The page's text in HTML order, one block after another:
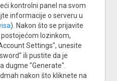
kontrolni panel na svom
informacije o serveru u
). Nakon što se prijavite
lozinkom,
Settings", unesite
ili pustite da je
dugme "Generate".
nakon što kliknete na